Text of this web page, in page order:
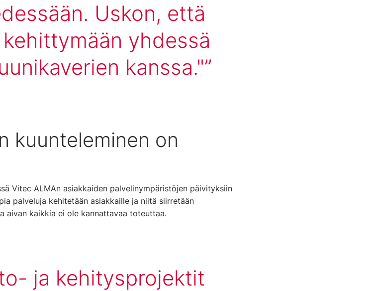
Uskon, että
yhdessä
kanssa."
kuunteleminen on
Vitec ALMAn asiakkaiden palvelinympäristöjen päivityksiin
palveluja kehitetään asiakkaille ja niitä siirretään
aivan kaikkia ei ole kannattavaa toteuttaa.
ja kehitysprojektit